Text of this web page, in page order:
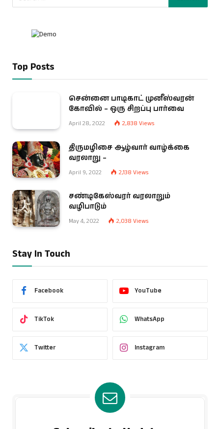
Top Posts
சென்னை பாடிகாட் முனீஸ்வரன்
கோவில் – ஒரு சிறப்பு பார்வை
April 28, 2022 2,838 Views
திருமழிசை ஆழ்வார் வாழ்க்கை
வரலாறு –
April 9, 2022 2,138 Views
சண்டிகேஸ்வரர் வரலாறும்
வழிபாடும்
May 4, 2022 2,038 Views
Stay In Touch
Facebook YouTube
TikTok WhatsApp
Twitter Instagram